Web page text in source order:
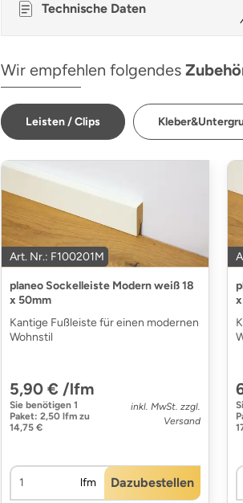
Technische Daten
Wir empfehlen folgendes
Leisten / Clips
Art. Nr.: F100201M
planeo Sockelleiste Modern weiß 18
x 50mm
Kantige Fußleiste für einen modernen
Wohnstil
5,90 € /lfm
Sie benötigen 1
Paket: 2,50 lfm zu
14,75 €
inkl. MwSt. zzgl.
Versand
lfm Dazubestellen